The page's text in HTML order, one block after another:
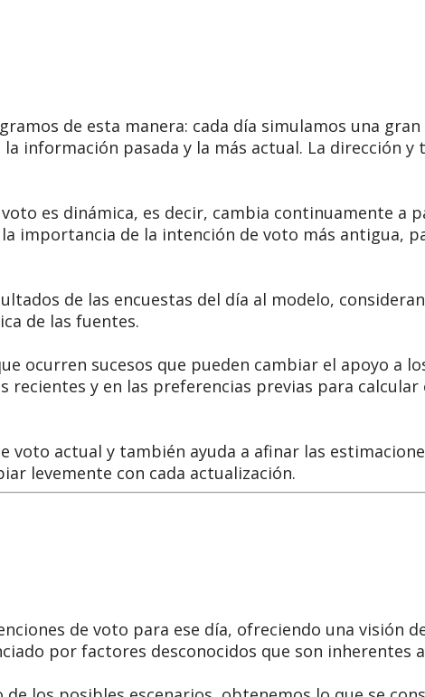
de esta manera: cada día simulamos una
información pasada y la más actual. La dirección
es dinámica, es decir, cambia continuamente a
importancia de la intención de voto más antigua,
de las encuestas del día al modelo,
de las fuentes.
ocurren sucesos que pueden cambiar el apoyo a
recientes y en las preferencias previas para
actual y también ayuda a afinar las
levemente con cada actualización.
de voto para ese día, ofreciendo una visión
por factores desconocidos que son inherentes